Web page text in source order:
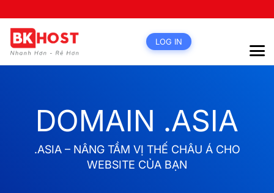
LOG IN
DOMAIN .ASIA
.ASIA – NÂNG TẦM VỊ THẾ CHÂU Á CHO
WEBSITE CỦA BẠN